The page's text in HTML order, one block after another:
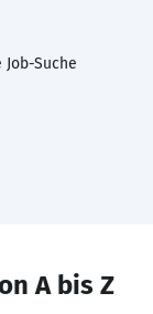
Suche
A bis Z